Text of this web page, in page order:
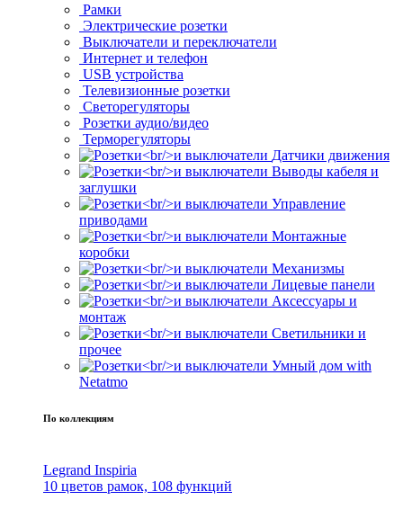
Рамки
Электрические розетки
Выключатели и переключатели
Интернет и телефон
USB устройства
Телевизионные розетки
Светорегуляторы
Розетки аудио/видео
Терморегуляторы
Датчики движения
Выводы кабеля и
заглушки
Управление
приводами
Монтажные
коробки
Механизмы
Лицевые панели
Аксессуары и
монтаж
Светильники и
прочее
Умный дом with
Netatmo
По коллекциям
Legrand Inspiria
10 цветов рамок, 108 функций